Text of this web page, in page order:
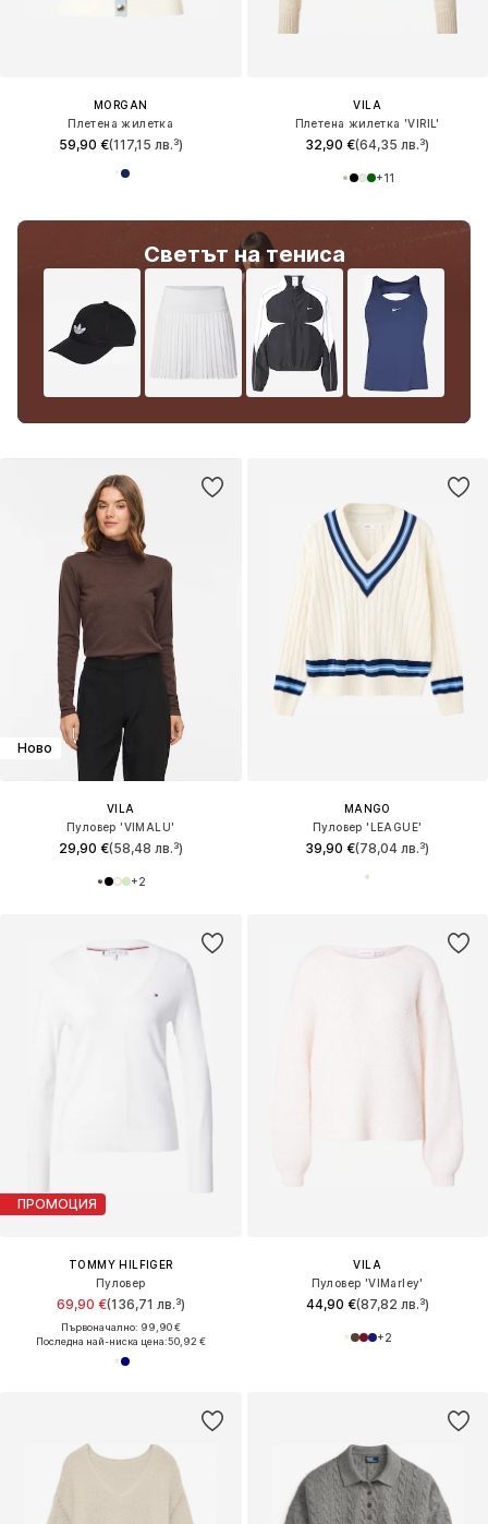
MORGAN
Плетена жилетка
59,90 €(117,15 лв.³)
Светът на тениса
VILA
Плетена жилетка 'VIRIL'
32,90 €(64,35 лв.³)
+11
Ново
VILA
Пуловер 'VIMALU'
29,90 €(58,48 лв.³)
+2
MANGO
Пуловер 'LEAGUE'
39,90 €(78,04 лв.³)
ПРОМОЦИЯ
TOMMY HILFIGER
Пуловер
69,90 €(136,71 лв.³)
Първоначално: 99,90 €
Последна най-ниска цена:50,92 €
VILA
Пуловер 'VIMarley'
44,90 €(87,82 лв.³)
+2